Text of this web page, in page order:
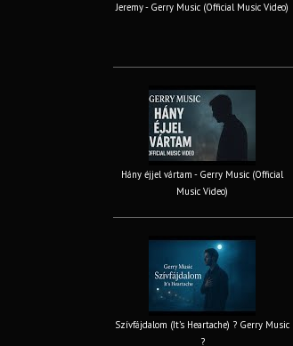
Jeremy - Gerry Music (Official Music Video)
Hány éjjel vártam - Gerry Music (Official
Music Video)
Szívfájdalom (It’s Heartache) ? Gerry Music
?